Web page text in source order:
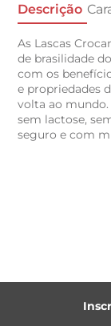
Descrição
As Lascas
de brasilidade
com os
e propriedades
volta ao
sem lactose,
seguro e com